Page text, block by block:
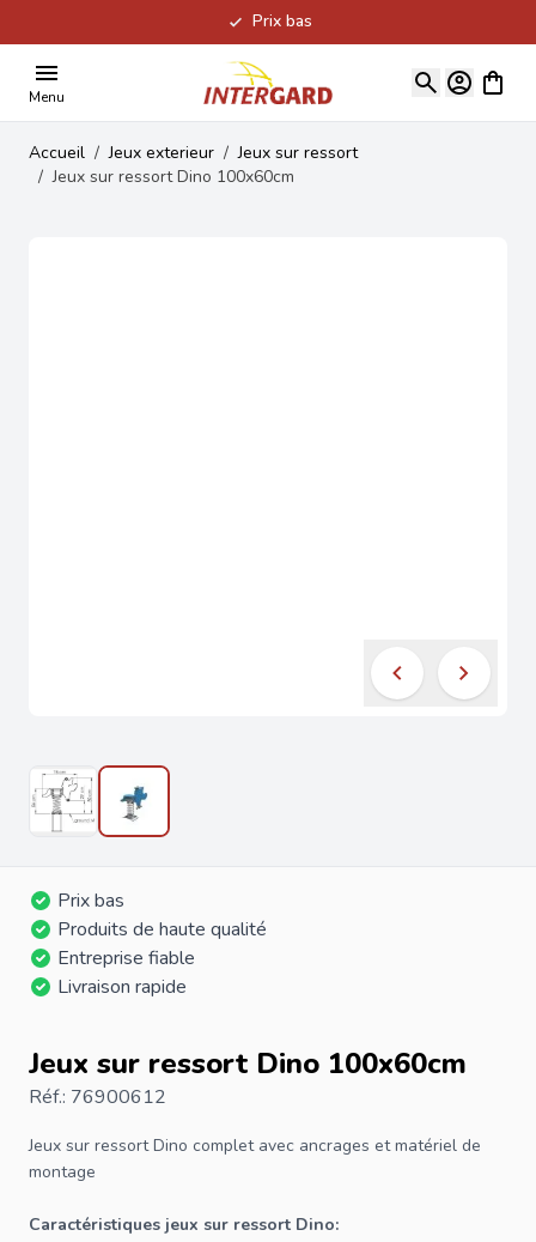
Prix bas
Menu
Voir
Accueil / Jeux exterieur / Jeux sur ressort
/ Jeux sur ressort Dino 100x60cm
Prix bas
Produits de haute qualité
Entreprise fiable
Livraison rapide
Jeux sur ressort Dino 100x60cm
Réf.: 76900612
Jeux sur ressortDino complet avec ancrages et matériel de
montage
Caractéristiques jeux sur ressort Dino: